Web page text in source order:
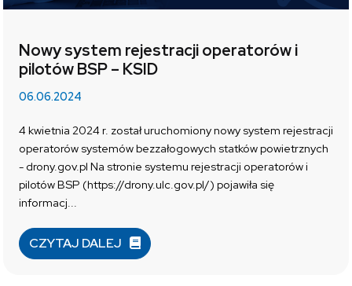
Nowy system rejestracji operatorów i
pilotów BSP – KSID
06.06.2024
4 kwietnia 2024 r. został uruchomiony nowy system rejestracji
operatorów systemów bezzałogowych statków powietrznych
- drony.gov.pl Na stronie systemu rejestracji operatorów i
pilotów BSP (https://drony.ulc.gov.pl/) pojawiła się
informacj...
CZYTAJ DALEJ